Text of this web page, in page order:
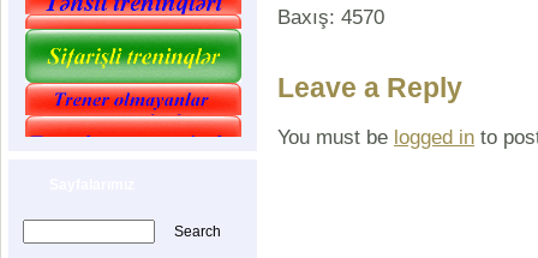
Baxış: 4570
Leave a Reply
You must be logged in to